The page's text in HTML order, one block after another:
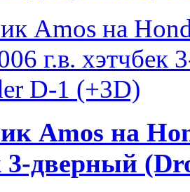
Amos на
3-дверный